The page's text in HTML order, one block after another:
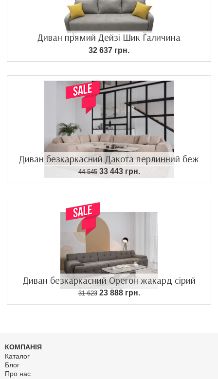
Диван прямий Дейзі Шик Галичина
32 637 грн.
Диван безкаркасний Дакота перлинний беж
44 54533 443 грн.
Диван безкаркасний Орегон жакард сірий
31 62323 888 грн.
КОМПАНІЯ
Каталог
Блог
Про нас